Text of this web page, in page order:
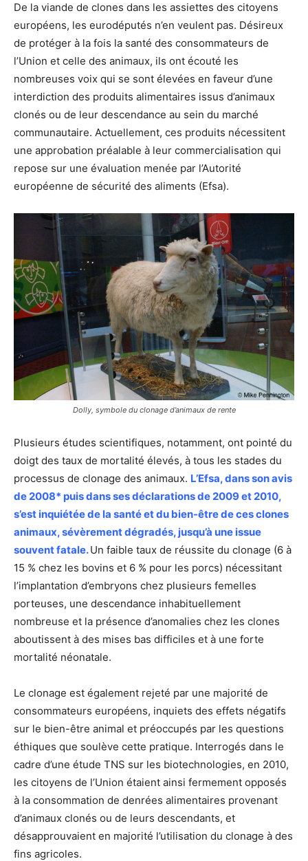
De la viande de clones dans les assiettes des citoyens
européens, les eurodéputés n’en veulent pas. Désireux
de protéger à la fois la santé des consommateurs de
l’Union et celle des animaux, ils ont écouté les
nombreuses voix qui se sont élevées en faveur d’une
interdiction des produits alimentaires issus d’animaux
clonés ou de leur descendance au sein du marché
communautaire. Actuellement, ces produits nécessitent
une approbation préalable à leur commercialisation qui
repose sur une évaluation menée par l’Autorité
européenne de sécurité des aliments (Efsa).
Dolly, symbole du clonage d’animaux de rente
Plusieurs études scientifiques, notamment, ont pointé du
doigt des taux de mortalité élevés, à tous les stades du
processus de clonage des animaux. L’Efsa, dans son avis
de 2008* puis dans ses déclarations de 2009 et 2010,
s’est inquiétée de la santé et du bien-être de ces clones
animaux, sévèrement dégradés, jusqu’à une issue
souvent fatale. Un faible taux de réussite du clonage (6 à
15 % chez les bovins et 6 % pour les porcs) nécessitant
l’implantation d’embryons chez plusieurs femelles
porteuses, une descendance inhabituellement
nombreuse et la présence d’anomalies chez les clones
aboutissent à des mises bas difficiles et à une forte
mortalité néonatale.
Le clonage est également rejeté par une majorité de
consommateurs européens, inquiets des effets négatifs
sur le bien-être animal et préoccupés par les questions
éthiques que soulève cette pratique. Interrogés dans le
cadre d’une étude TNS sur les biotechnologies, en 2010,
les citoyens de l’Union étaient ainsi fermement opposés
à la consommation de denrées alimentaires provenant
d’animaux clonés ou de leurs descendants, et
désapprouvaient en majorité l’utilisation du clonage à des
fins agricoles.